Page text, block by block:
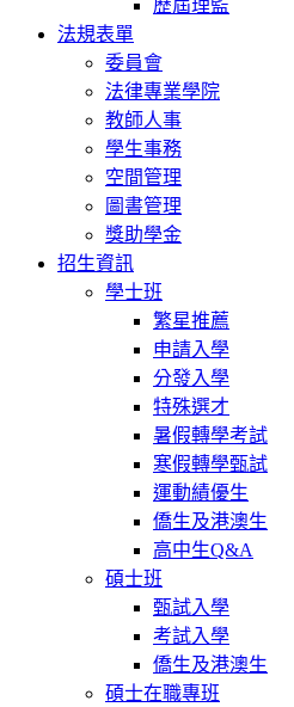
歷屆理監
法規表單
委員會
法律專業學院
教師人事
學生事務
空間管理
圖書管理
獎助學金
招生資訊
學士班
繁星推薦
申請入學
分發入學
特殊選才
暑假轉學考試
寒假轉學甄試
運動績優生
僑生及港澳生
高中生Q&A
碩士班
甄試入學
考試入學
僑生及港澳生
碩士在職專班